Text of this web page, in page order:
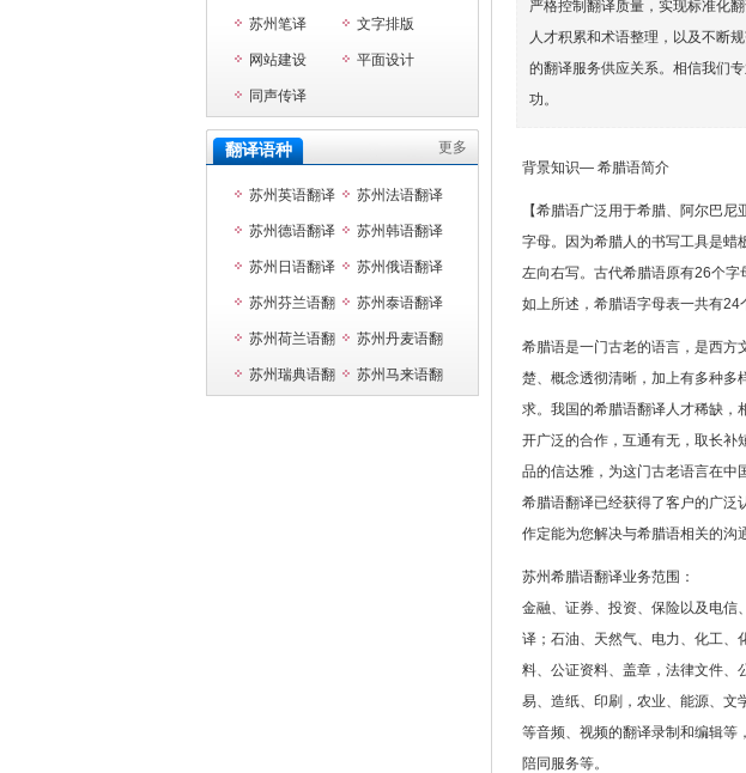
严格控制翻译质量，实现标准化
人才积累和术语整理，以及不断
的翻译服务供应关系。相信我们
功。
背景知识— 希腊语简介
【希腊语广泛用于希腊、阿尔巴
字母。因为希腊人的书写工具是蜡
左向右写。古代希腊语原有26个字
如上所述，希腊语字母表一共有24
希腊语是一门古老的语言，是西方
楚、概念透彻清晰，加上有多种
求。我国的希腊语翻译人才稀缺，
开广泛的合作，互通有无，取长补
品的信达雅，为这门古老语言在中
希腊语翻译已经获得了客户的广泛
作定能为您解决与希腊语相关的沟
苏州希腊语翻译业务范围：
金融、证券、投资、保险以及电信
译；石油、天然气、电力、化工、
料、公证资料、盖章，法律文件、
易、造纸、印刷，农业、能源、文
等音频、视频的翻译录制和编辑等
陪同服务等。
苏州笔译 文字排版
网站建设 平面设计
同声传译
翻译语种 更多
苏州英语翻译 苏州法语翻译
苏州德语翻译 苏州韩语翻译
苏州日语翻译 苏州俄语翻译
苏州芬兰语翻
译
苏州泰语翻译
苏州荷兰语翻
译
苏州丹麦语翻
译
苏州瑞典语翻 苏州马来语翻